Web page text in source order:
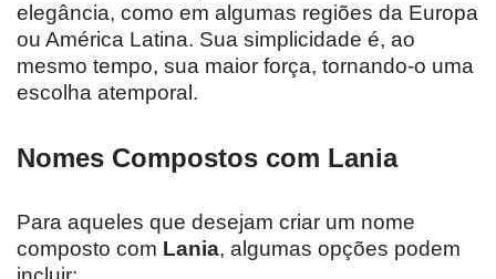
elegância, como em algumas regiões da Europa
ou América Latina. Sua simplicidade é, ao
mesmo tempo, sua maior força, tornando-o uma
escolha atemporal.
Nomes Compostos com Lania
Para aqueles que desejam criar um nome
composto com Lania, algumas opções podem